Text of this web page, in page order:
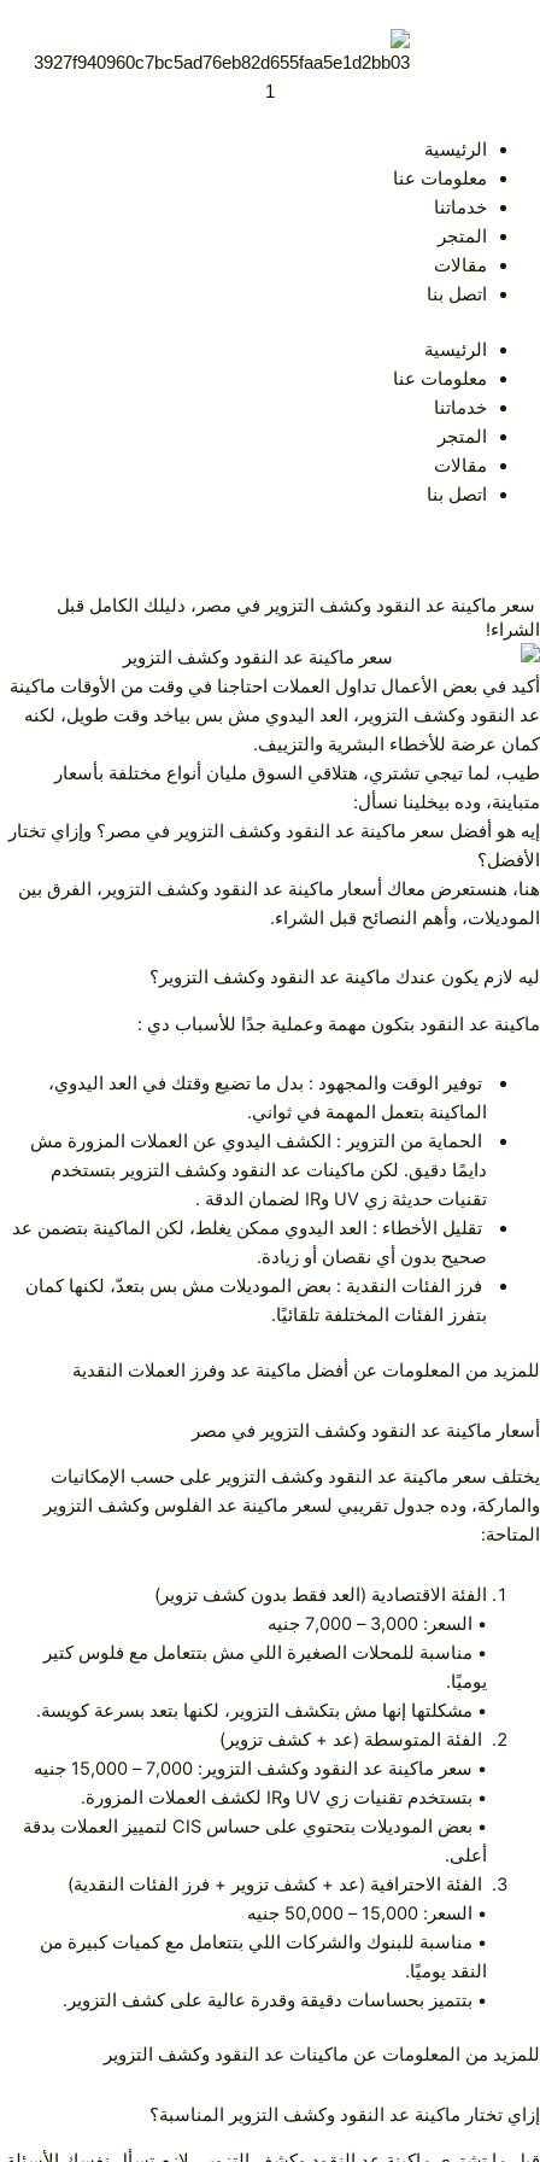
الرئيسية
معلومات عنا
خدماتنا
المتجر
مقالات
اتصل بنا
الرئيسية
معلومات عنا
خدماتنا
المتجر
مقالات
اتصل بنا
سعر ماكينة عد النقود وكشف التزوير في مصر، دليلك الكامل قبل
الشراء!
أكيد في بعض الأعمال تداول العملات احتاجنا في وقت من الأوقات ماكينة
عد النقود وكشف التزوير، العد اليدوي مش بس بياخد وقت طويل، لكنه
كمان عرضة للأخطاء البشرية والتزييف.
طيب، لما تيجي تشتري، هتلاقي السوق مليان أنواع مختلفة بأسعار
متباينة، وده بيخلينا نسأل:
إيه هو أفضل سعر ماكينة عد النقود وكشف التزوير في مصر؟ وإزاي تختار
الأفضل؟
هنا، هنستعرض معاك أسعار ماكينة عد النقود وكشف التزوير، الفرق بين
الموديلات، وأهم النصائح قبل الشراء.
ليه لازم يكون عندك ماكينة عد النقود وكشف التزوير؟
ماكينة عد النقود بتكون مهمة وعملية جدًا للأسباب دي :
توفير الوقت والمجهود : بدل ما تضيع وقتك في العد اليدوي،
الماكينة بتعمل المهمة في ثواني.
الحماية من التزوير : الكشف اليدوي عن العملات المزورة مش
دايمًا دقيق. لكن ماكينات عد النقود وكشف التزوير بتستخدم
تقنيات حديثة زي UV وIR لضمان الدقة .
تقليل الأخطاء : العد اليدوي ممكن يغلط، لكن الماكينة بتضمن عد
صحيح بدون أي نقصان أو زيادة.
فرز الفئات النقدية : بعض الموديلات مش بس بتعدّ، لكنها كمان
بتفرز الفئات المختلفة تلقائيًا.
للمزيد من المعلومات عن أفضل ماكينة عد وفرز العملات النقدية
أسعار ماكينة عد النقود وكشف التزوير في مصر
يختلف سعر ماكينة عد النقود وكشف التزوير على حسب الإمكانيات
والماركة، وده جدول تقريبي لسعر ماكينة عد الفلوس وكشف التزوير
المتاحة:
الفئة الاقتصادية (العد فقط بدون كشف تزوير)
• السعر: 3,000 – 7,000 جنيه
• مناسبة للمحلات الصغيرة اللي مش بتتعامل مع فلوس كتير
يوميًا.
• مشكلتها إنها مش بتكشف التزوير، لكنها بتعد بسرعة كويسة.
الفئة المتوسطة (عد + كشف تزوير)
• سعر ماكينة عد النقود وكشف التزوير: 7,000 – 15,000 جنيه
• بتستخدم تقنيات زي UV وIR لكشف العملات المزورة.
• بعض الموديلات بتحتوي على حساس CIS لتمييز العملات بدقة
أعلى.
الفئة الاحترافية (عد + كشف تزوير + فرز الفئات النقدية)
• السعر: 15,000 – 50,000 جنيه
• مناسبة للبنوك والشركات اللي بتتعامل مع كميات كبيرة من
النقد يوميًا.
• بتتميز بحساسات دقيقة وقدرة عالية على كشف التزوير.
للمزيد من المعلومات عن ماكينات عد النقود وكشف التزوير
إزاي تختار ماكينة عد النقود وكشف التزوير المناسبة؟